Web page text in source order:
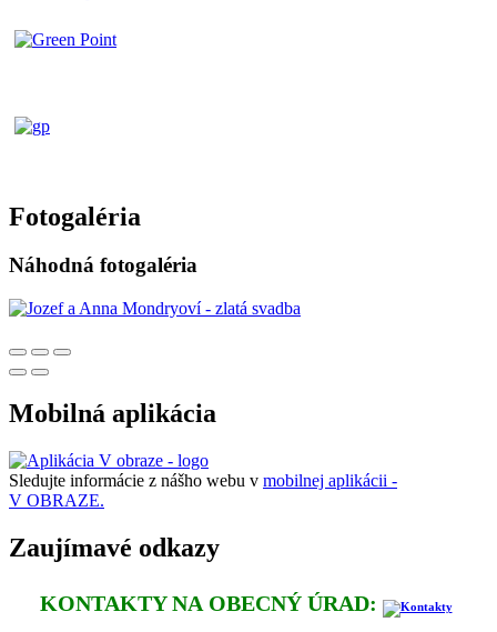
Fotogaléria
Náhodná fotogaléria
Mobilná aplikácia
Sledujte informácie z nášho webu v mobilnej aplikácii -
V OBRAZE.
Zaujímavé odkazy
KONTAKTY NA OBECNÝ ÚRAD: